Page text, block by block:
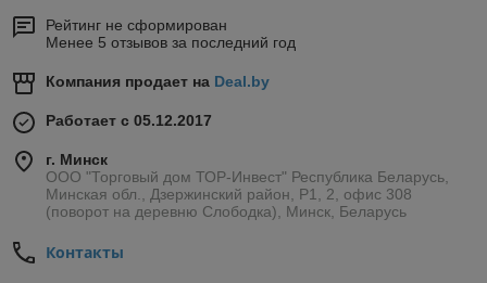
Рейтинг не сформирован
Менее 5 отзывов за последний год
Компания продает на Deal.by
Работает с 05.12.2017
г. Минск
ООО "Торговый дом ТОР-Инвест" Республика Беларусь,
Минская обл., Дзержинский район, Р1, 2, офис 308
(поворот на деревню Слободка), Минск, Беларусь
Контакты